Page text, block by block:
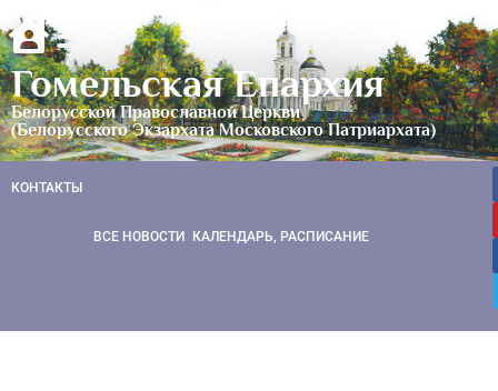
Гомельская Епархия
Белорусской Православной Церкви
(Белорусского Экзархата Московского Патриархата)
КОНТАКТЫ
ВСЕ НОВОСТИ КАЛЕНДАРЬ, РАСПИСАНИЕ